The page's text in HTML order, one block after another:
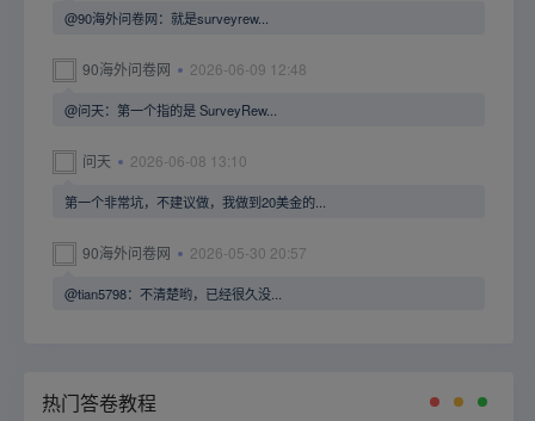
@90海外问卷网：就是surveyrew...
90海外问卷网 2026-06-09 12:48
@问天：第一个指的是 SurveyRew...
问天 2026-06-08 13:10
第一个非常坑，不建议做，我做到20美金的...
90海外问卷网 2026-05-30 20:57
@tian5798：不清楚哟，已经很久没...
热门答卷教程